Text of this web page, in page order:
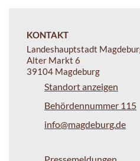
KONTAKT
Landeshauptstadt
Alter Markt 6
39104 Magdeburg
Standort anzeigen
Behördennummer 115
info@magdeburg.de